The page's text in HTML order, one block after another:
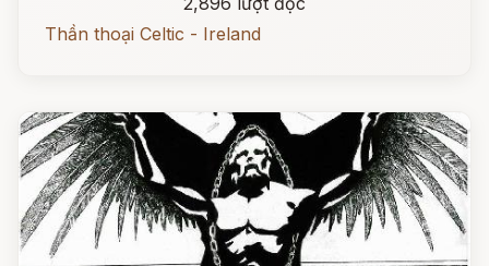
Thần thoại Celtic - Ireland